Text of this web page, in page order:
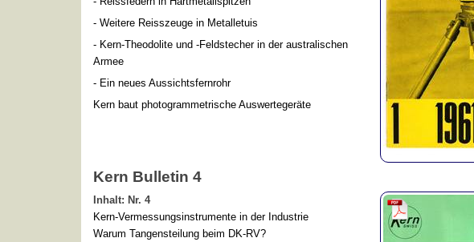
- Weitere Reisszeuge in Metalletuis
- Kern-Theodolite und -Feldstecher in der australischen
Armee
- Ein neues Aussichtsfernrohr
Kern baut photogrammetrische Auswertegeräte
Kern Bulletin 4
Inhalt: Nr. 4
Kern-Vermessungsinstrumente in der Industrie
Warum Tangensteilung beim DK-RV?